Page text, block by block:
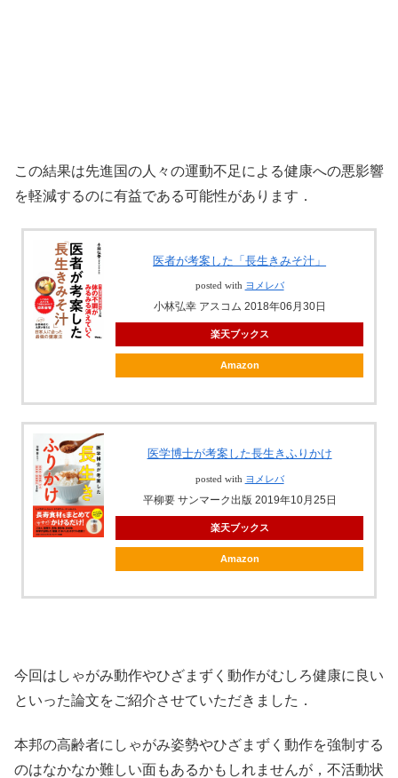
この結果は先進国の人々の運動不足による健康への悪影響
を軽減するのに有益である可能性があります．
医者が考案した「長生きみそ汁」
posted with ヨメレバ
小林弘幸 アスコム 2018年06月30日
楽天ブックス
Amazon
医学博士が考案した長生きふりかけ
posted with ヨメレバ
平柳要 サンマーク出版 2019年10月25日
楽天ブックス
Amazon
今回はしゃがみ動作やひざまずく動作がむしろ健康に良い
といった論文をご紹介させていただきました．
本邦の高齢者にしゃがみ姿勢やひざまずく動作を強制する
のはなかなか難しい面もあるかもしれませんが，不活動状